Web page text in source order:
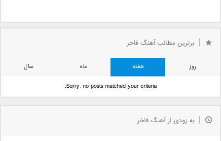
برترین مطالب آهنگ فاخر
روز هفته ماه
سال
Sorry, no posts matched your criteria.
به زودی از آهنگ فاخر